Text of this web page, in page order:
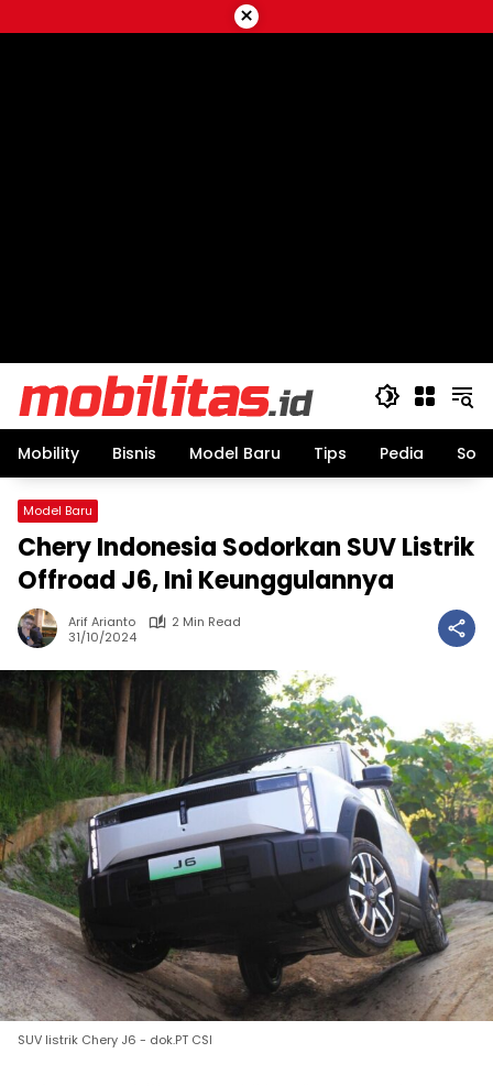
to
×
Mobility Bisnis Model Baru Tips Pedia
Model Baru
Chery Indonesia Sodorkan SUV Listrik
Offroad J6, Ini Keunggulannya
Arif Arianto
2 Min Read
31/10/2024
SUV listrik Chery J6 - dok.PT CSI